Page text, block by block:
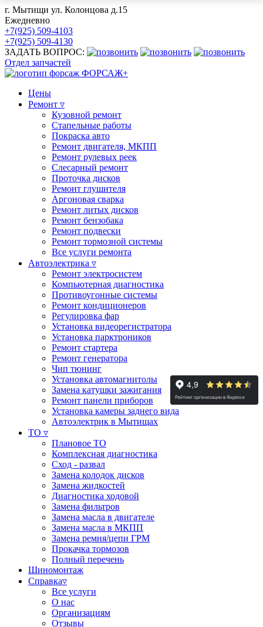
г. Мытищи ул. Колонцова д.15
Ежедневно
+7(925) 509-4103
+7(925) 509-4130
ЗАДАТЬ ВОПРОС:
Отдел запчастей
ФОРСАЖ+
Цены
Ремонт ▿
Кузовной ремонт
Стапельные работы
Покраска авто
Ремонт двигателя, МКПП
Ремонт рулевых реек
Слесарный ремонт
Проточка дисков
Ремонт глушителя
Аргоновая сварка
Ремонт литых дисков
Ремонт бензобака
Ремонт подвески
Ремонт тормозной системы
Все услуги ремонта
Автоэлектрика ▿
Ремонт электросистем
Компьютерная диагностика
Противоугонные системы
Ремонт кондиционеров
Регулировка фар
Установка видеорегистратора
Установка парктроников
Ремонт стартера
Ремонт генератора
Чип тюнинг
Установка автомагнитолы
Замена катушки зажигания
Ремонт панели приборов
Установка камеры заднего вида
Автоэлектрик в Мытищах
ТО ▿
Плановое ТО
Комплексная диагностика
Сход - развал
Замена колодок дисков
Замена жидкостей
Диагностика ходовой
Замена фильтров
Замена масла в двигателе
Замена масла в МКПП
Замена ремня/цепи ГРМ
Прокачка тормозов
Полный перечень
Шиномонтаж
Справка▿
Все услуги
О нас
Организациям
Отзывы